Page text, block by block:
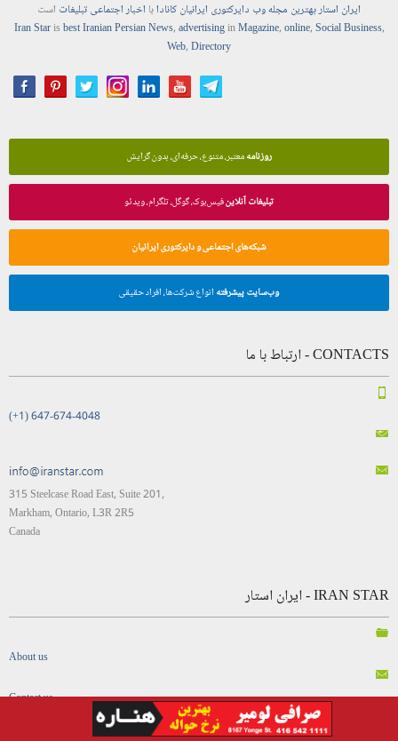
ایران استاربهترین مجلهوب دایرکتوری ایرانیان کانادابا اخباراجتماعیتبلیغات است
Iran Starisbest Iranian PersianNews,advertisinginMagazine,online,Social Business,
Web,Directory
روزنامهمعتبر، متنوع، حرفه‌ای، بدون گرایش
تبلیغات آنلاینفیس‌بوک، گوگل، تلگرام، ویدئو
شبکه‌های اجتماعی و دایرکتوری ایرانیان
وب‌سایت پیشرفته انواع شرکت‌ها، افراد حقیقی
CONTACTS - ارتباط با ما
(+1) 647-674-4048
315 Steelcase Road East, Suite 201,
Markham, Ontario, L3R 2R5
Canada
IRAN STAR - ایران استار
About us
Contact us